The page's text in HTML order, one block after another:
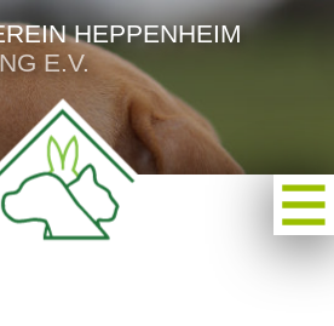
HEPPENHEIM
E.V.